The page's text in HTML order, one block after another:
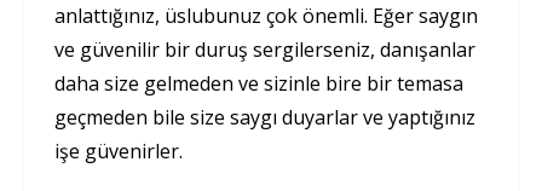
anlattığınız, üslubunuz çok önemli. Eğer saygın
ve güvenilir bir duruş sergilerseniz, danışanlar
daha size gelmeden ve sizinle bire bir temasa
geçmeden bile size saygı duyarlar ve yaptığınız
işe güvenirler.